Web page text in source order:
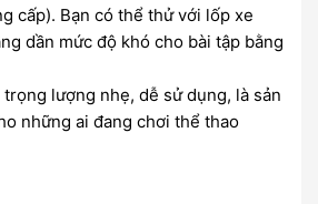
cấp). Bạn có thể thử với lốp xe
dần mức độ khó cho bài tập bằng
lượng nhẹ, dễ sử dụng, là sản
những ai đang chơi thể thao